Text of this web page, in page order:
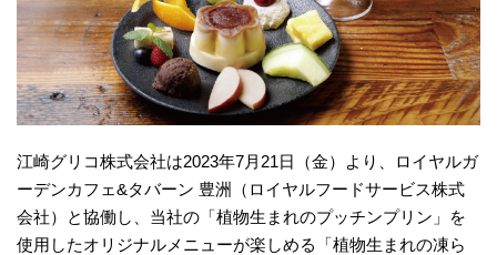
江崎グリコ株式会社は2023年7月21日（金）より、ロイヤルガ
ーデンカフェ&タバーン 豊洲（ロイヤルフードサービス株式
会社）と協働し、当社の「植物生まれのプッチンプリン」を
使用したオリジナルメニューが楽しめる「植物生まれの凍ら